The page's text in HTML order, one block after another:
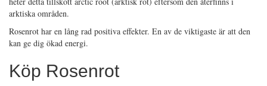
arktiska områden.
Rosenrot har en lång rad positiva effekter. En av de viktigaste är att den
kan ge dig ökad energi.
Köp Rosenrot